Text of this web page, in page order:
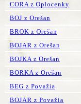
CORA z Oplocenky
BOJ z Orešan
BROK z Orešan
BOJAR z Orešan
BOJKA z Orešan
BORKA z Orešan
BEG z Považia
BOJAR z Považia